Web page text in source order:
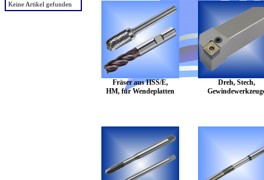
Keine Artikel gefunden
Fräser aus HSS/E,
HM, für Wendeplatten
Dreh, Stech,